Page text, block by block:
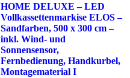
HOME DELUXE – LED
Vollkassettenmarkise ELOS –
Sandfarben, 500 x 300 cm –
inkl. Wind- und
Sonnensensor,
Fernbedienung, Handkurbel,
Montagematerial I